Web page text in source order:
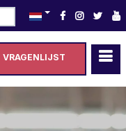
Selecteer de taal
VRAGENLIJST